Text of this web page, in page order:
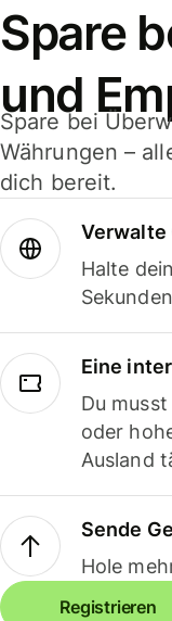
Spare
und
Spare bei
Währungen –
dich bereit.
Verwalte
Halte
Eine
Du
oder
Ausland
Sende
Hole
Registrieren